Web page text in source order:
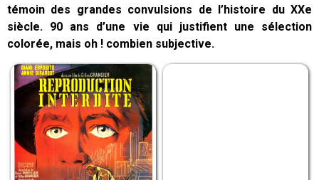
témoin des grandes convulsions de l’histoire du XXe
siècle. 90 ans d’une vie qui justifient une sélection
colorée, mais oh ! combien subjective.